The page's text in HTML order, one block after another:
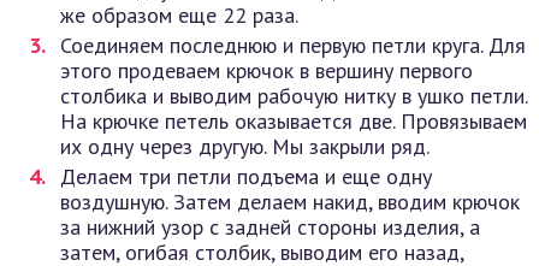
же образом еще 22 раза.
Соединяем последнюю и первую петли круга. Для
этого продеваем крючок в вершину первого
столбика и выводим рабочую нитку в ушко петли.
На крючке петель оказывается две. Провязываем
их одну через другую. Мы закрыли ряд.
Делаем три петли подъема и еще одну
воздушную. Затем делаем накид, вводим крючок
за нижний узор с задней стороны изделия, а
затем, огибая столбик, выводим его назад,